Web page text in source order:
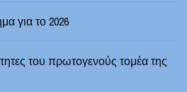
για το 2026
του πρωτογενούς τομέα της